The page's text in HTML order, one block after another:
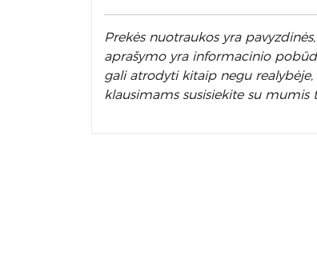
Prekės nuotraukos yra pavyzdinės,
aprašymo yra informacinio
gali atrodyti kitaip negu
klausimams susisiekite su mumis